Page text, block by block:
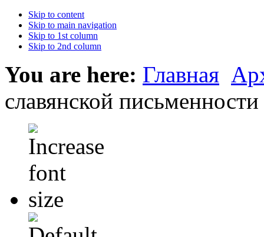
Skip to content
Skip to main navigation
Skip to 1st column
Skip to 2nd column
You are here: Главная
славянской